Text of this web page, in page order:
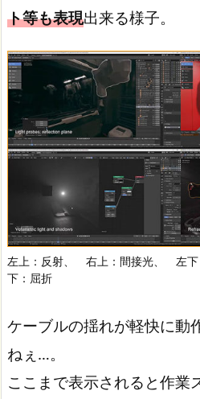
ト等も表現出来る様子。
左上：反射、 右上：間接光、 左
下：屈折
ケーブルの揺れが軽快に動
ねぇ…。
ここまで表示されると作業